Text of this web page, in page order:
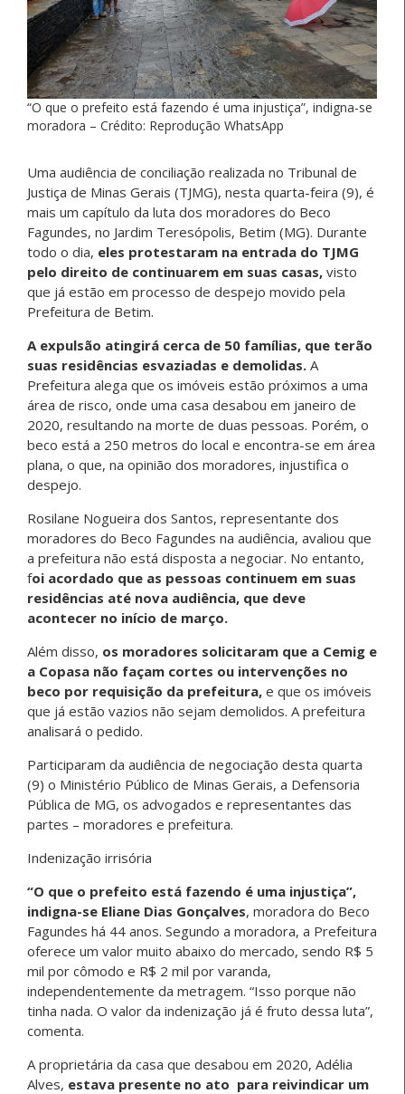
“O que o prefeito está fazendo é uma injustiça”, indigna-se
moradora – Crédito: Reprodução WhatsApp
Uma audiência de conciliação realizada no Tribunal de
Justiça de Minas Gerais (TJMG), nesta quarta-feira (9), é
mais um capítulo da luta dos moradores do Beco
Fagundes, no Jardim Teresópolis, Betim (MG). Durante
todo o dia, eles protestaram na entrada do TJMG
pelo direito de continuarem em suas casas, visto
que já estão em processo de despejo movido pela
Prefeitura de Betim.
A expulsão atingirá cerca de 50 famílias, que terão
suas residências esvaziadas e demolidas. A
Prefeitura alega que os imóveis estão próximos a uma
área de risco, onde uma casa desabou em janeiro de
2020, resultando na morte de duas pessoas. Porém, o
beco está a 250 metros do local e encontra-se em área
plana, o que, na opinião dos moradores, injustifica o
despejo.
Rosilane Nogueira dos Santos, representante dos
moradores do Beco Fagundes na audiência, avaliou que
a prefeitura não está disposta a negociar. No entanto,
foi acordado que as pessoas continuem em suas
residências até nova audiência, que deve
acontecer no início de março.
Além disso, os moradores solicitaram que a Cemig e
a Copasa não façam cortes ou intervenções no
beco por requisição da prefeitura, e que os imóveis
que já estão vazios não sejam demolidos. A prefeitura
analisará o pedido.
Participaram da audiência de negociação desta quarta
(9) o Ministério Público de Minas Gerais, a Defensoria
Pública de MG, os advogados e representantes das
partes – moradores e prefeitura.
Indenização irrisória
“O que o prefeito está fazendo é uma injustiça”,
indigna-se Eliane Dias Gonçalves, moradora do Beco
Fagundes há 44 anos. Segundo a moradora, a Prefeitura
oferece um valor muito abaixo do mercado, sendo R$ 5
mil por cômodo e R$ 2 mil por varanda,
independentemente da metragem. “Isso porque não
tinha nada. O valor da indenização já é fruto dessa luta”,
comenta.
A proprietária da casa que desabou em 2020, Adélia
Alves, estava presente no ato para reivindicar um